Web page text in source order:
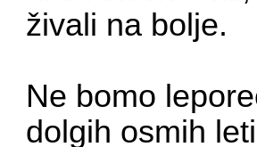
živali na bolje.
Ne bomo
dolgih osmih